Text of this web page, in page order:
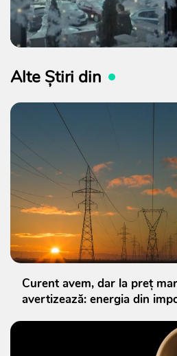
Alte Știri din
Curent avem, dar la preț
avertizează: energia din